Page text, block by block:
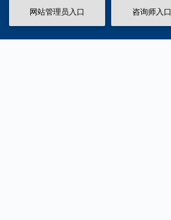
网站管理员入口 咨询师入口